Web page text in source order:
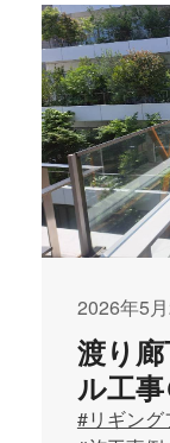
2026年5
渡り
ル工
#リギング